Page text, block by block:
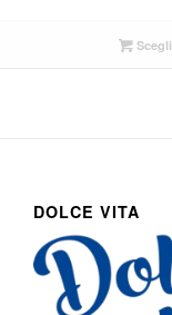
Scegli
DOLCE VITA